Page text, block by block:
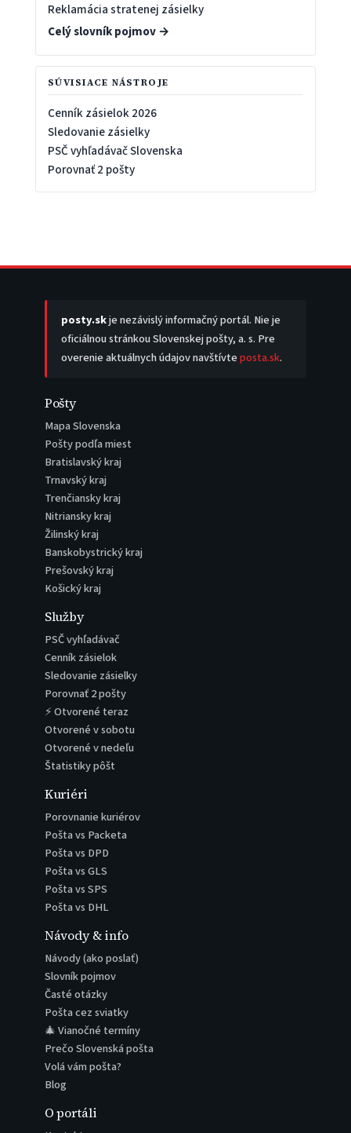
Reklamácia stratenej zásielky
Celý slovník pojmov →
SÚVISIACE NÁSTROJE
Cenník zásielok 2026
Sledovanie zásielky
PSČ vyhľadávač Slovenska
Porovnať 2 pošty
posty.skje nezávislý informačný portál. Nie je
oficiálnou stránkou Slovenskej pošty, a. s. Pre
overenie aktuálnych údajov navštívteposta.sk.
Pošty
Mapa Slovenska
Pošty podľa miest
Bratislavský kraj
Trnavský kraj
Trenčiansky kraj
Nitriansky kraj
Žilinský kraj
Banskobystrický kraj
Prešovský kraj
Košický kraj
Služby
PSČ vyhľadávač
Cenník zásielok
Sledovanie zásielky
Porovnať 2 pošty
⚡ Otvorené teraz
Otvorené v sobotu
Otvorené v nedeľu
Štatistiky pôšt
Kuriéri
Porovnanie kuriérov
Pošta vs Packeta
Pošta vs DPD
Pošta vs GLS
Pošta vs SPS
Pošta vs DHL
Návody & info
Návody (ako poslať)
Slovník pojmov
Časté otázky
Pošta cez sviatky
🎄 Vianočné termíny
Prečo Slovenská pošta
Volá vám pošta?
Blog
O portáli